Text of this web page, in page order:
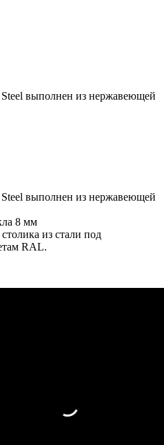
выполнен из нержавеющей
выполнен из нержавеющей
8 мм
из стали под
RAL.